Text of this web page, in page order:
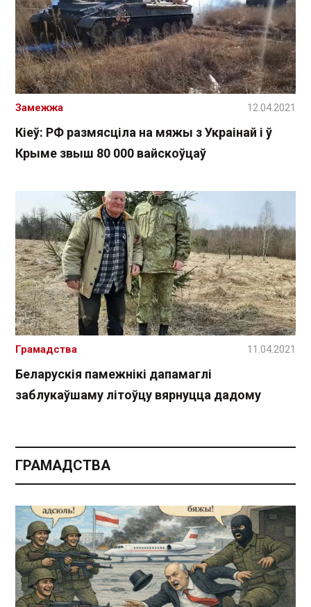
Кіеў: РФ размясціла на мяжы з Украінай і ў
Крыме звыш 80 000 вайскоўцаў
Замежжа 12.04.2021
Беларускія памежнікі дапамаглі
заблукаўшаму літоўцу вярнуцца дадому
Грамадства 11.04.2021
ГРАМАДСТВА